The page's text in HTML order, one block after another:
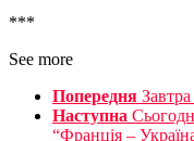
***
See more
Попередня
Наступна
“Франція –